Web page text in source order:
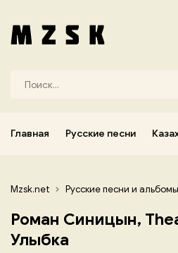
Главная Русские песни
Mzsk.net Русские песни и альбомы
Роман Синицын,
Улыбка
Узбекские песни